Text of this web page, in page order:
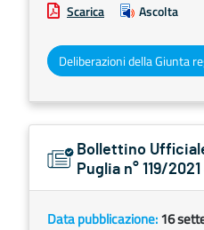
Scarica
Ascolta
Deliberazioni della Giunta
Bollettino
Puglia n° 119/
Data pubblicazione:16